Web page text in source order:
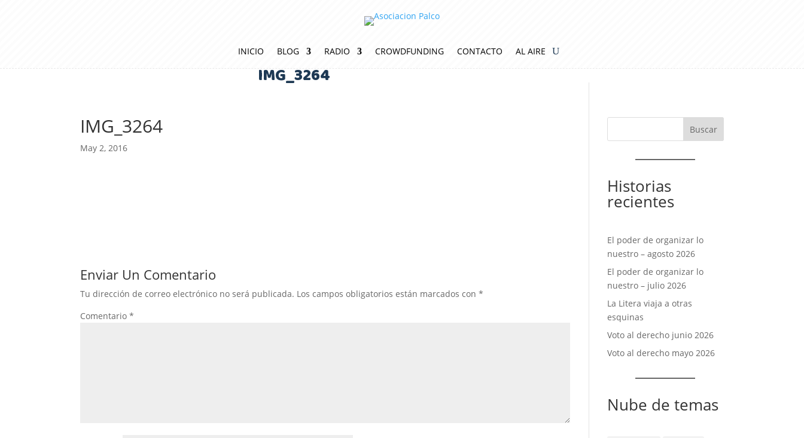
INICIO BLOG RADIO CROWDFUNDING CONTACTO AL AIRE
IMG_3264
IMG_3264
May 2, 2016
Enviar Un Comentario
Tu dirección de correo electrónico no será publicada. Los campos obligatorios están marcados con*
Comentario*
Historias
recientes
El poder de organizar lo
nuestro – agosto 2026
El poder de organizar lo
nuestro – julio 2026
La Litera viaja a otras
esquinas
Voto al derecho junio 2026
Voto al derecho mayo 2026
Nube de temas